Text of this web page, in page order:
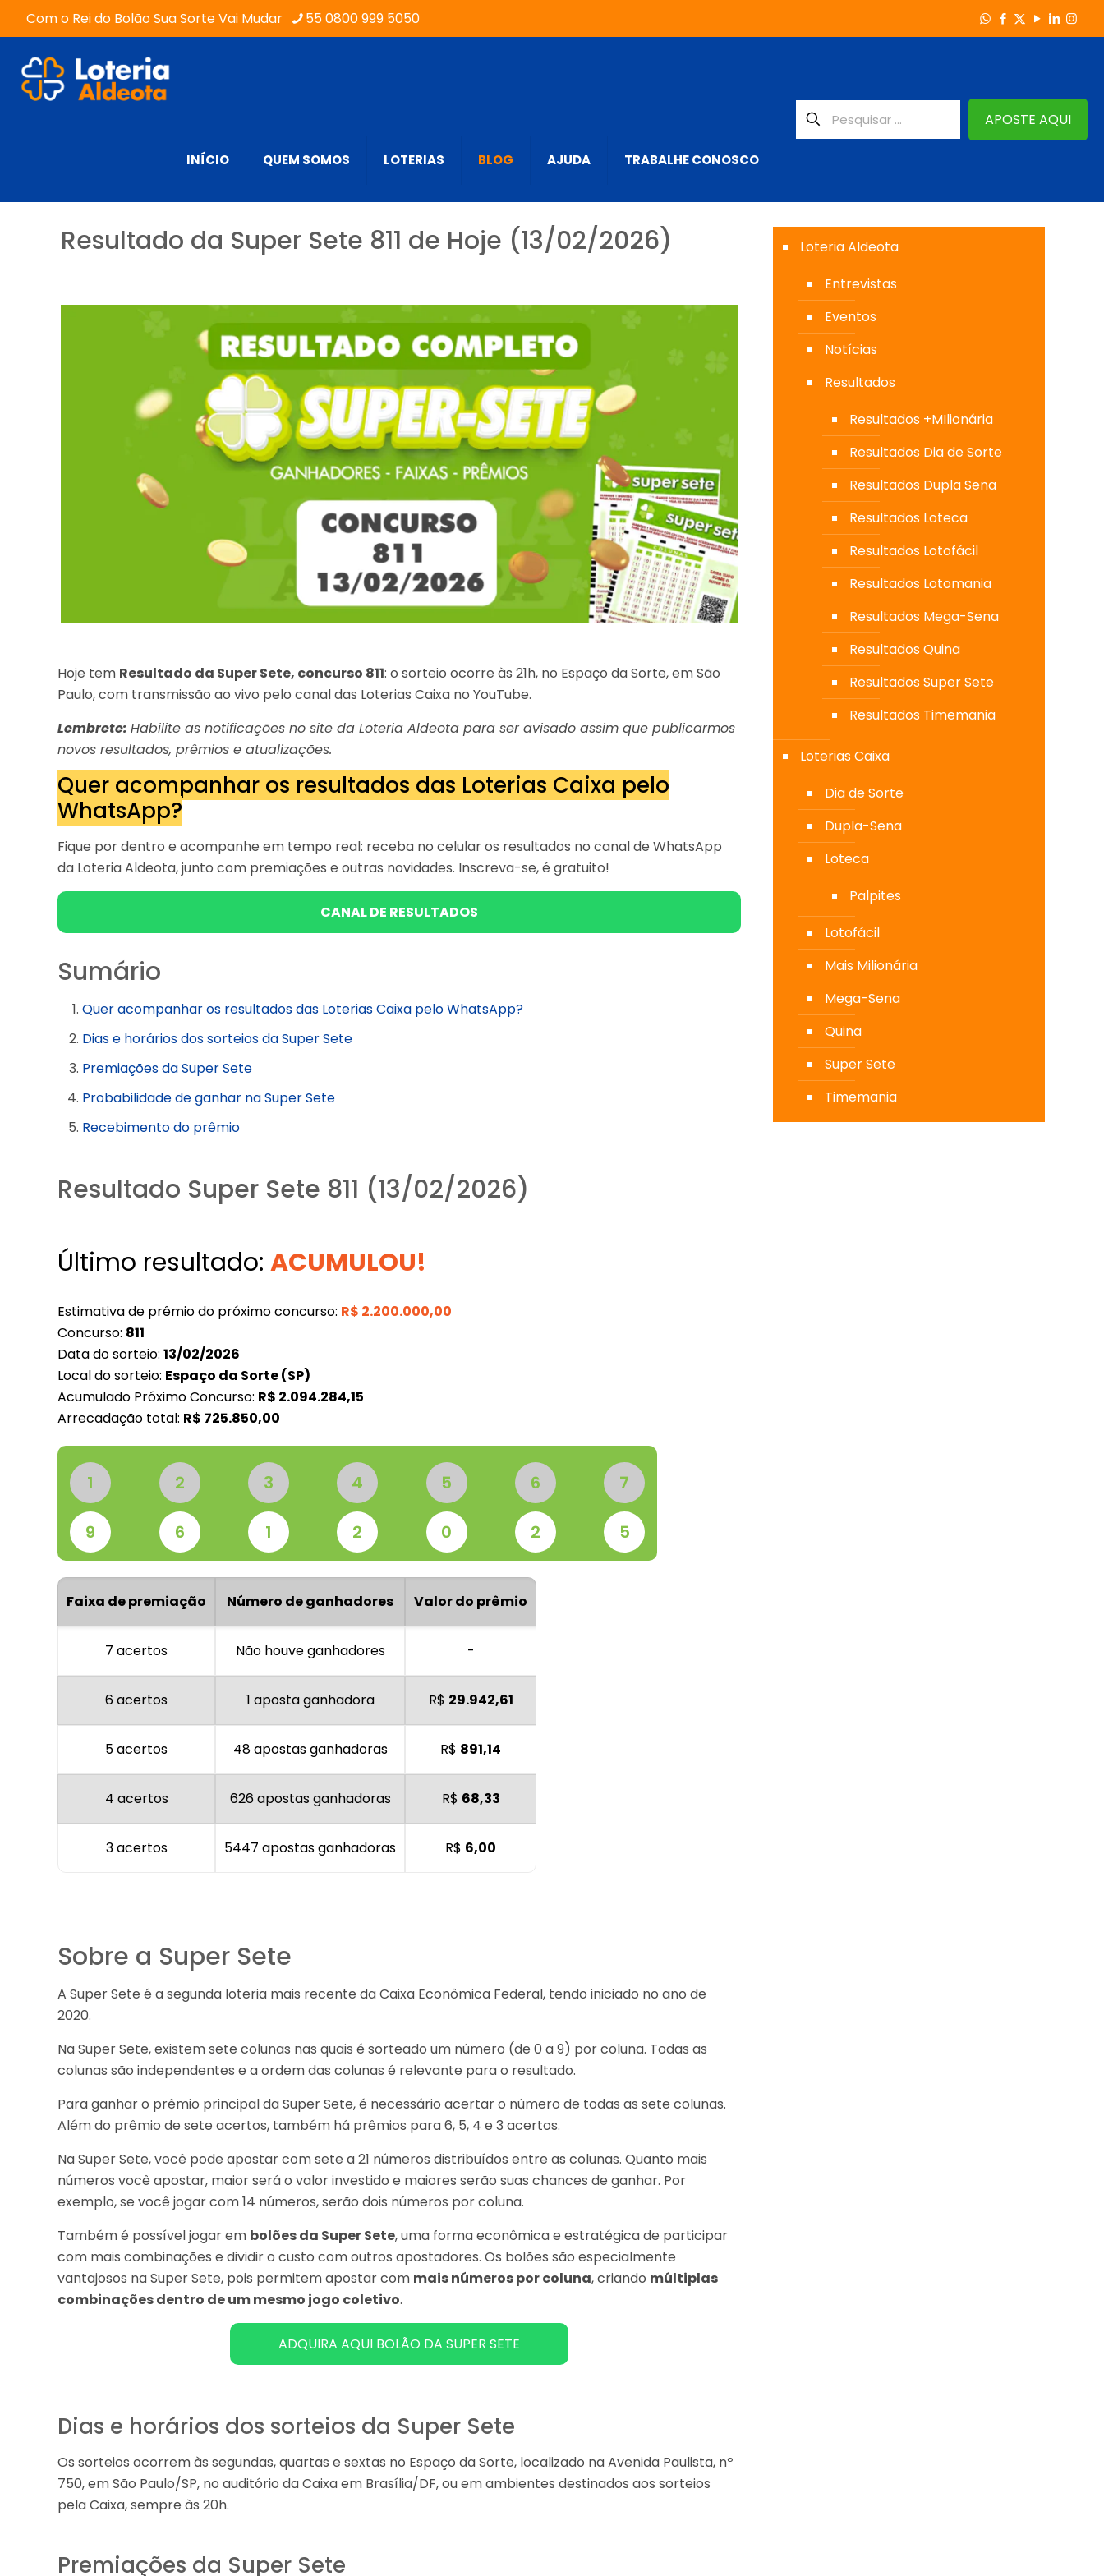
Com o Rei do Bolão Sua Sorte Vai Mudar 55 0800 999 5050
INÍCIO QUEM SOMOS LOTERIAS BLOG AJUDA TRABALHE CONOSCO
APOSTE AQUI
Resultado da Super Sete 811 de Hoje (13/02/2026)
Hoje tem Resultado da Super Sete, concurso 811: o sorteio ocorre às 21h, no Espaço da Sorte, em São
Paulo, com transmissão ao vivo pelo canal das Loterias Caixa no YouTube.
Lembrete:Habilite as notificações no site da Loteria Aldeota para ser avisado assim que publicarmos
novos resultados, prêmios e atualizações.
Quer acompanhar os resultados das Loterias Caixa pelo
WhatsApp?
Fique por dentro e acompanhe em tempo real: receba no celular os resultados no canal de WhatsApp
da Loteria Aldeota, junto com premiações e outras novidades. Inscreva-se, é gratuito!
CANAL DE RESULTADOS
Sumário
Quer acompanhar os resultados das Loterias Caixa pelo WhatsApp?
Dias e horários dos sorteios da Super Sete
Premiações da Super Sete
Probabilidade de ganhar na Super Sete
Recebimento do prêmio
Resultado Super Sete 811 (13/02/2026)
Último resultado:ACUMULOU!
Estimativa de prêmio do próximo concurso: R$ 2.200.000,00
Concurso: 811
Data do sorteio:13/02/2026
Local do sorteio: Espaço da Sorte (SP)
Acumulado Próximo Concurso: R$ 2.094.284,15
Arrecadação total: R$ 725.850,00
1 2 3 4 5 6 7
9 6 1 2 0 2 5
Faixa de premiação Número de ganhadores Valor do prêmio
7 acertos Não houve ganhadores -
6 acertos 1 aposta ganhadora R$ 29.942,61
5 acertos 48 apostas ganhadoras R$ 891,14
4 acertos 626 apostas ganhadoras R$ 68,33
3 acertos 5447 apostas ganhadoras R$ 6,00
Sobre a Super Sete
A Super Sete é a segunda loteria mais recente da Caixa Econômica Federal, tendo iniciado no ano de
2020.
Na Super Sete, existem sete colunas nas quais é sorteado um número (de 0 a 9) por coluna. Todas as
colunas são independentes e a ordem das colunas é relevante para o resultado.
Para ganhar o prêmio principal da Super Sete, é necessário acertar o número de todas as sete colunas.
Além do prêmio de sete acertos, também há prêmios para 6, 5, 4 e 3 acertos.
Na Super Sete, você pode apostar com sete a 21 números distribuídos entre as colunas. Quanto mais
números você apostar, maior será o valor investido e maiores serão suas chances de ganhar. Por
exemplo, se você jogar com 14 números, serão dois números por coluna.
Também é possível jogar em bolões da Super Sete, uma forma econômica e estratégica de participar
com mais combinações e dividir o custo com outros apostadores. Os bolões são especialmente
vantajosos na Super Sete, pois permitem apostar com mais números por coluna, criando múltiplas
combinações dentro de um mesmo jogo coletivo.
ADQUIRA AQUI BOLÃO DA SUPER SETE
Dias e horários dos sorteios da Super Sete
Os sorteios ocorrem às segundas, quartas e sextas no Espaço da Sorte, localizado na Avenida Paulista, nº
750, em São Paulo/SP, no auditório da Caixa em Brasília/DF, ou em ambientes destinados aos sorteios
pela Caixa, sempre às 20h.
Premiações da Super Sete
Loteria Aldeota
Entrevistas
Eventos
Notícias
Resultados
Resultados +MIlionária
Resultados Dia de Sorte
Resultados Dupla Sena
Resultados Loteca
Resultados Lotofácil
Resultados Lotomania
Resultados Mega-Sena
Resultados Quina
Resultados Super Sete
Resultados Timemania
Loterias Caixa
Dia de Sorte
Dupla-Sena
Loteca
Palpites
Lotofácil
Mais Milionária
Mega-Sena
Quina
Super Sete
Timemania